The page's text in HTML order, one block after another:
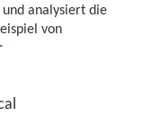
und analysiert die
von